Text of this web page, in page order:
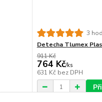
3
Detecha Tlumex
911 Kč
764 Kč/ks
631 Kč bez DPH